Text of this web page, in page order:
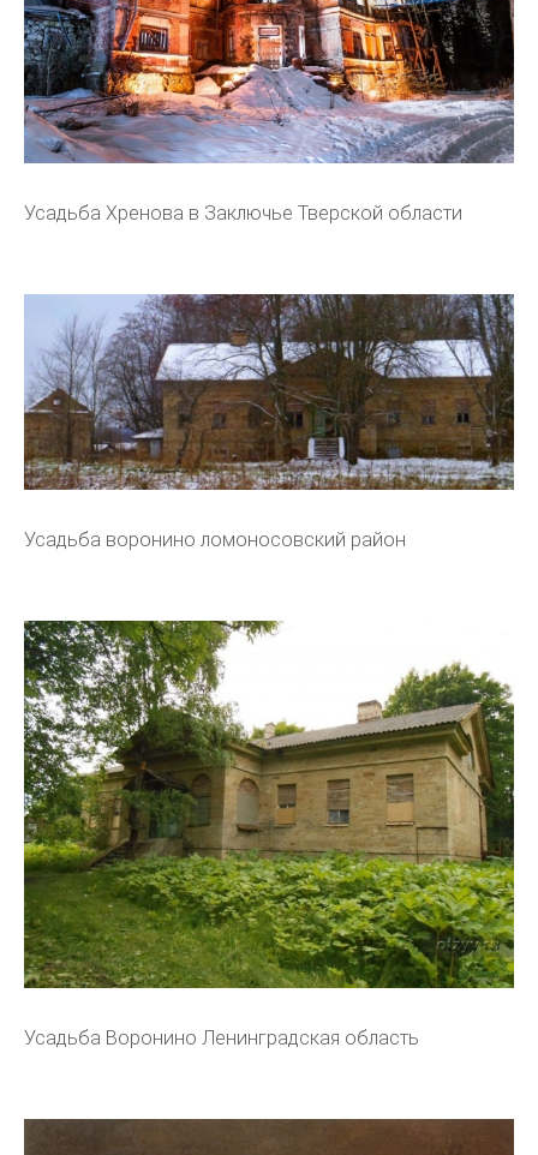
Усадьба Хренова в Заключье Тверской области
Усадьба воронино ломоносовский район
Усадьба Воронино Ленинградская область